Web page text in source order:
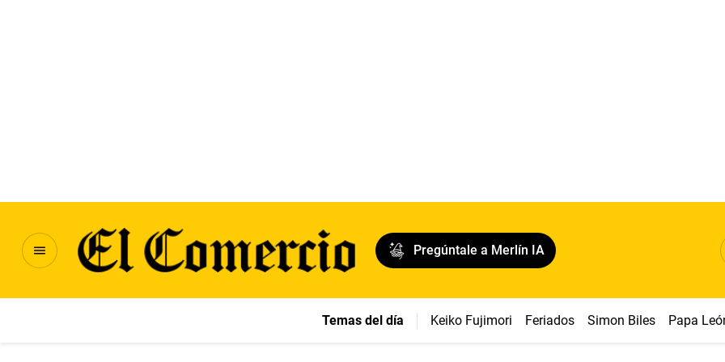
Pregúntale a Merlín IA
Temas del día Keiko Fujimori Feriados Simon Biles Papa